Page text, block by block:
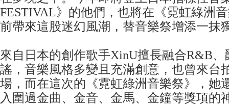
FESTIVAL》的他們，也將在《霓虹綠洲
前帶來這股迷幻風潮，替音樂祭增添一抹
來自日本的創作歌手XinU擅長融合R&B、
謠，音樂風格多變且充滿創意，也曾來台
場，而在這次的《霓虹綠洲音樂祭》，她
入圍過金曲、金音、金馬、金鐘等獎項的